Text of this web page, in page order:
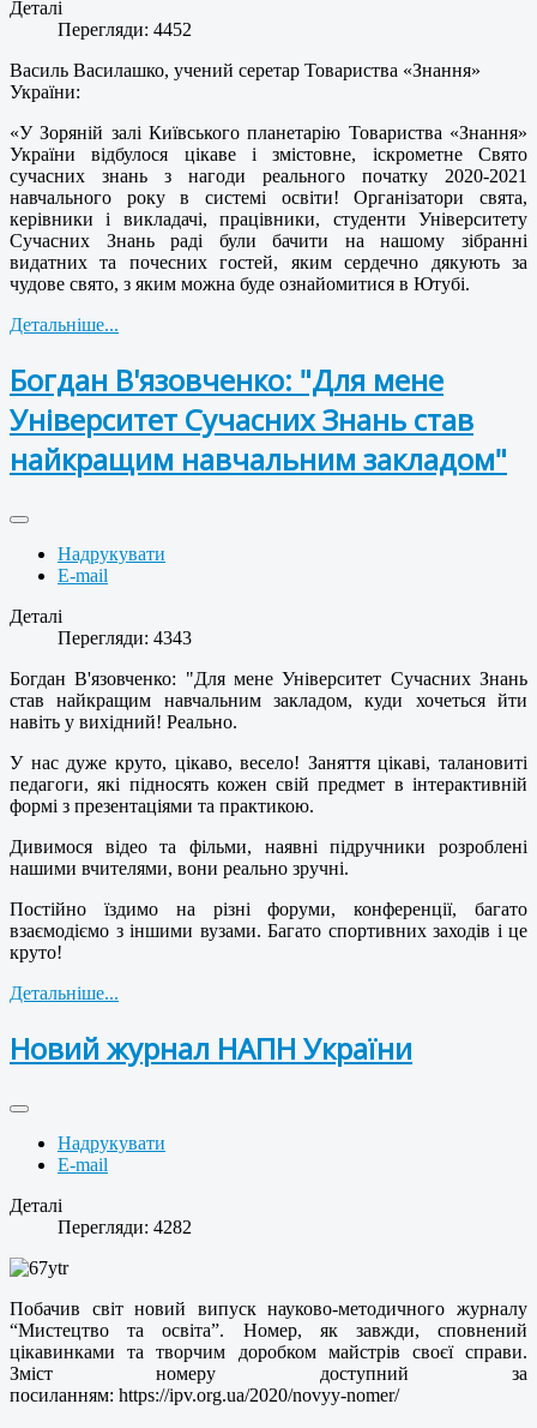
Деталі
Перегляди: 4452
Василь Василашко, учений серетар Товариства «Знання»
України:
«У Зоряній залі Київського планетарію Товариства «Знання»
України відбулося цікаве і змістовне, іскрометне Свято
сучасних знань з нагоди реального початку 2020-2021
навчального року в системі освіти! Організатори свята,
керівники і викладачі, працівники, студенти Університету
Сучасних Знань раді були бачити на нашому зібранні
видатних та почесних гостей, яким сердечно дякують за
чудове свято, з яким можна буде ознайомитися в Ютубі.
Детальніше...
Богдан В'язовченко: "Для мене
Університет Сучасних Знань став
найкращим навчальним закладом"
Надрукувати
E-mail
Деталі
Перегляди: 4343
Богдан В'язовченко: "Для мене Університет Сучасних Знань
став найкращим навчальним закладом,куди хочеться йти
навіть у вихідний! Реально.
У нас дуже круто, цікаво, весело! Заняття цікаві, талановиті
педагоги, які підносять кожен свій предмет в інтерактивній
формі з презентаціями та практикою.
Дивимося відео та фільми, наявні підручники розроблені
нашими вчителями, вони реально зручні.
Постійно їздимо на різні форуми, конференції, багато
взаємодіємо з іншими вузами. Багато спортивних заходів і це
круто!
Детальніше...
Новий журнал НАПН України
Надрукувати
E-mail
Деталі
Перегляди: 4282
Побачив світ новий випуск науково-методичного журналу
“Мистецтво та освіта”. Номер, як завжди, сповнений
цікавинками та творчим доробком майстрів своєї справи.
Зміст номеру доступний за
посиланням: https://ipv.org.ua/2020/novyy-nomer/